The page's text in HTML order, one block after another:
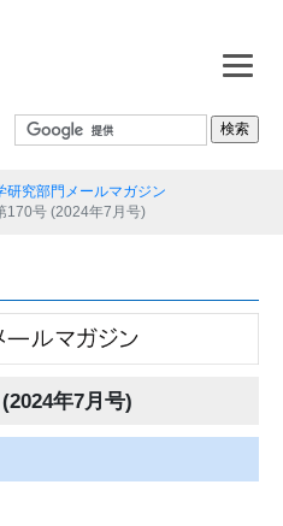
研究部門メールマガジン
170号 (2024年7月号)
年7月号)